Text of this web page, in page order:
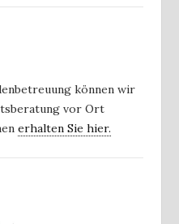
können wir
vor Ort
erhalten Sie hier.